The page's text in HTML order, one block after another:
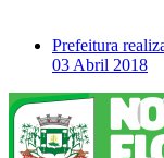
Prefeitura
03 Abril 2018